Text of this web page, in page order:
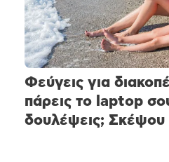
Φεύγεις για
πάρεις το laptop
δουλέψεις; Σκέψου